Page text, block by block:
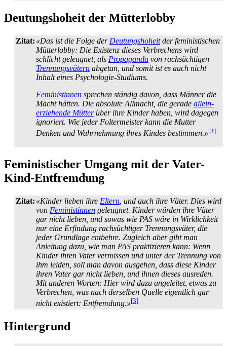
Deutungshoheit der Mütterlobby
Zitat: «Das ist die Folge der Deutungshoheitder feministischen
Mütterlobby: Die Existenz dieses Verbrechens wird
schlicht geleugnet, als Propaganda von rachsüchtigen
Trennungs­vätern abgetan, und somit ist es auch nicht
Inhalt eines Psychologie-Studiums.
Feministinnen sprechen ständig davon, dass Männer die
Macht hätten. Die absolute Allmacht, die gerade allein­
erziehende Mütterüber ihre Kinder haben, wird dagegen
ignoriert. Wie jeder Foltermeister kann die Mutter
Denken und Wahrnehmung ihres Kindes bestimmen.»[3]
Feministischer Umgang mit der Vater-
Kind-Entfremdung
Zitat: «Kinder lieben ihre Eltern , und auch ihre Väter. Dies wird
von Feministinnen geleugnet. Kinder würden ihre Väter
gar nicht lieben, und sowas wie PAS wäre in Wirklichkeit
nur eine Erfindung rach­süchtiger Trennungs­väter, die
jeder Grundlage entbehre. Zugleich aber gibt man
Anleitung dazu, wie man PAS praktizieren kann: Wenn
Kinder ihren Vater vermissen und unter der Trennung von
ihm leiden, soll man davon ausgehen, dass diese Kinder
ihren Vater gar nicht lieben, und ihnen dieses ausreden.
Mit anderen Worten: Hier wird dazu angeleitet, etwas zu
Verbrechen, was nach derselben Quelle eigentlich gar
nicht existiert: Entfremdung.»[3]
Hintergrund